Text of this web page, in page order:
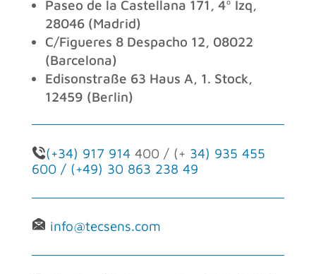
Paseo de la Castellana 171, 4º Izq,
28046 (Madrid)
C/Figueres 8 Despacho 12, 08022
(Barcelona)
Edisonstraße 63 Haus A, 1. Stock,
12459 (Berlin)
(+34) 917 914 400 / (+ 34) 935 455
600 / (+49) 30 863 238 49
info@tecsens.com